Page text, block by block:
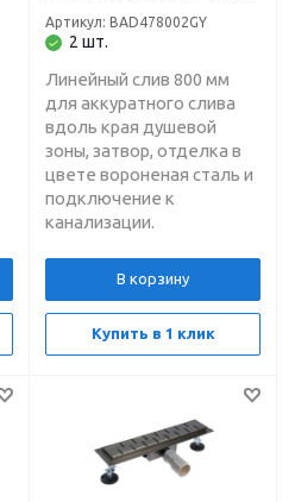
BAD478002GY
2 шт.
Артикул: BAD478002GY
Линейный слив 800 мм
для аккуратного слива
вдоль края душевой
зоны, затвор, отделка в
цвете вороненая сталь и
подключение к
канализации.
В корзину
Купить в 1 клик